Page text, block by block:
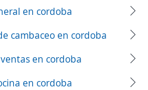
en cordoba
cambaceo en cordoba
en cordoba
en cordoba